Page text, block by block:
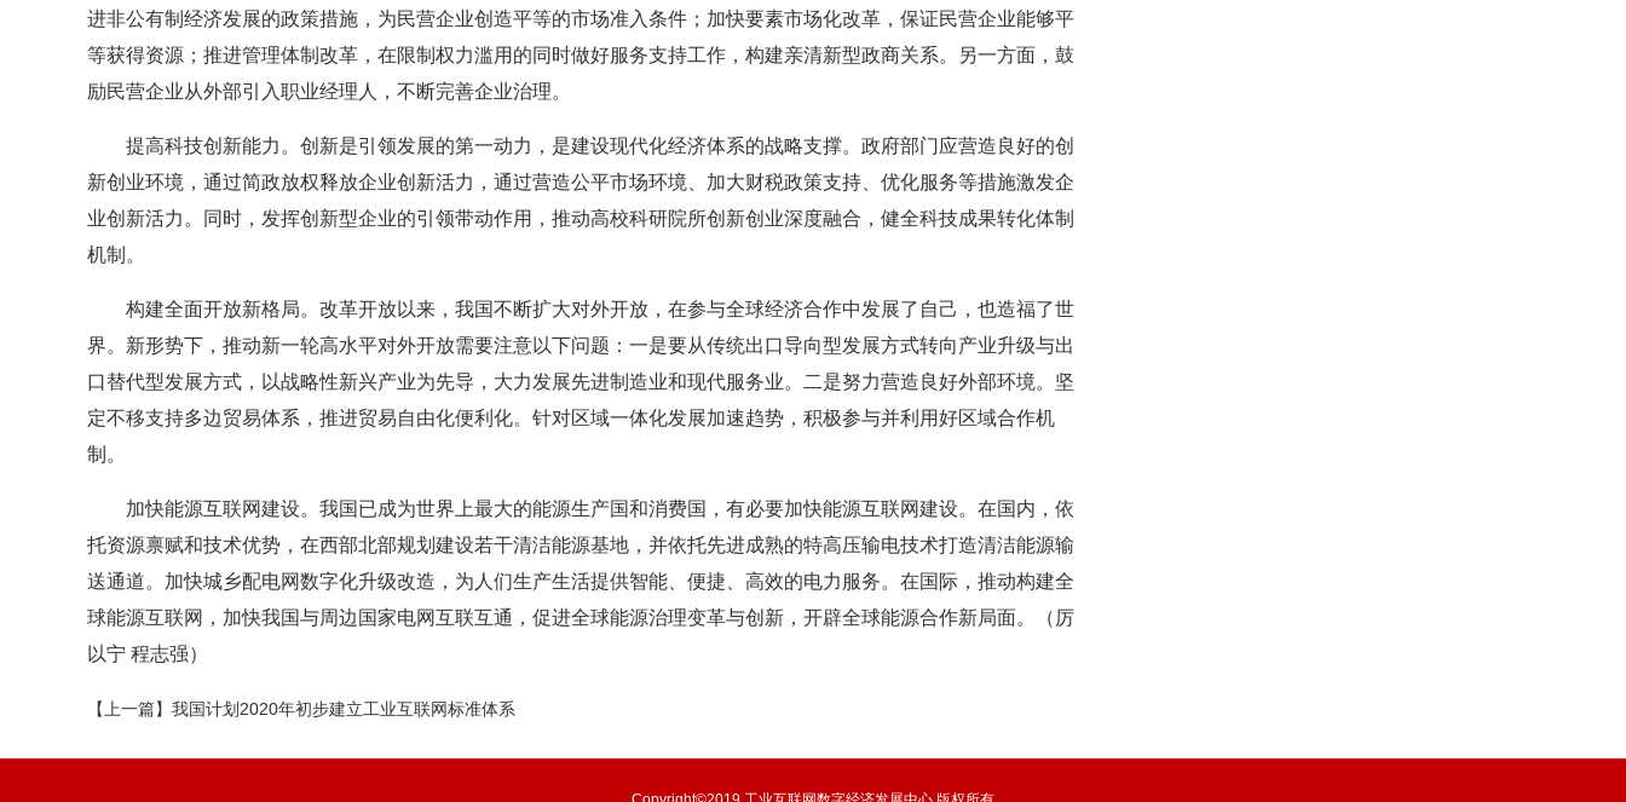
进非公有制经济发展的政策措施，为民营企业创造平等的市场准入条件；加快要素市场化改革，保证民营企业能够平
等获得资源；推进管理体制改革，在限制权力滥用的同时做好服务支持工作，构建亲清新型政商关系。另一方面，鼓
励民营企业从外部引入职业经理人，不断完善企业治理。
提高科技创新能力。创新是引领发展的第一动力，是建设现代化经济体系的战略支撑。政府部门应营造良好的创
新创业环境，通过简政放权释放企业创新活力，通过营造公平市场环境、加大财税政策支持、优化服务等措施激发企
业创新活力。同时，发挥创新型企业的引领带动作用，推动高校科研院所创新创业深度融合，健全科技成果转化体制
机制。
构建全面开放新格局。改革开放以来，我国不断扩大对外开放，在参与全球经济合作中发展了自己，也造福了世
界。新形势下，推动新一轮高水平对外开放需要注意以下问题：一是要从传统出口导向型发展方式转向产业升级与出
口替代型发展方式，以战略性新兴产业为先导，大力发展先进制造业和现代服务业。二是努力营造良好外部环境。坚
定不移支持多边贸易体系，推进贸易自由化便利化。针对区域一体化发展加速趋势，积极参与并利用好区域合作机
制。
加快能源互联网建设。我国已成为世界上最大的能源生产国和消费国，有必要加快能源互联网建设。在国内，依
托资源禀赋和技术优势，在西部北部规划建设若干清洁能源基地，并依托先进成熟的特高压输电技术打造清洁能源输
送通道。加快城乡配电网数字化升级改造，为人们生产生活提供智能、便捷、高效的电力服务。在国际，推动构建全
球能源互联网，加快我国与周边国家电网互联互通，促进全球能源治理变革与创新，开辟全球能源合作新局面。（厉
以宁 程志强）
【上一篇】我国计划2020年初步建立工业互联网标准体系